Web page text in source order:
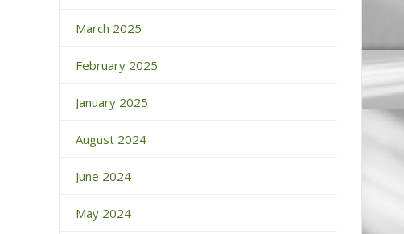
March 2025
February 2025
January 2025
August 2024
June 2024
May 2024